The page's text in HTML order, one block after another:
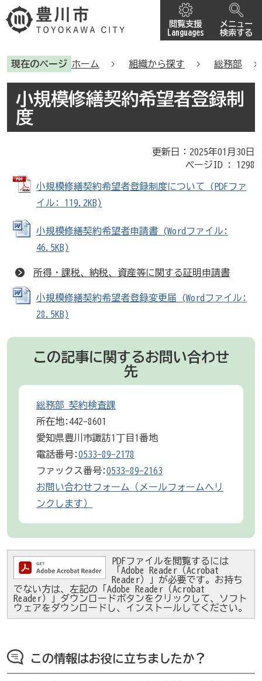
閲覧支援
Languages
メニュー
検索する
現在のページ ホーム 組織から探す 総務部
小規模修繕契約希望者登録制
度
更新日：2025年01月30日
ページID : 1298
小規模修繕契約希望者登録制度について (PDFファ
イル: 119.2KB)
小規模修繕契約希望者申請書 (Wordファイル:
46.5KB)
所得・課税、納税、資産等に関する証明申請書
小規模修繕契約希望者登録変更届 (Wordファイル:
28.5KB)
この記事に関するお問い合わせ
先
総務部 契約検査課
所在地:442-8601
愛知県豊川市諏訪1丁目1番地
電話番号:0533-89-2178
ファックス番号:0533-89-2163
お問い合わせフォーム（メールフォームへリ
ンクします）
PDFファイルを閲覧するには
「Adobe Reader（Acrobat
Reader）」が必要です。お持ち
でない方は、左記の「Adobe Reader（Acrobat
Reader）」ダウンロードボタンをクリックして、ソフト
ウェアをダウンロードし、インストールしてください。
この情報はお役に立ちましたか？